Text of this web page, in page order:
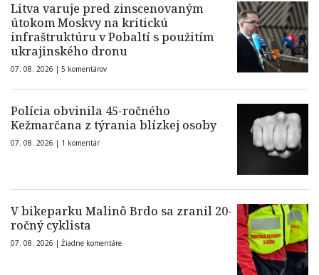
Litva varuje pred zinscenovaným
útokom Moskvy na kritickú
infraštruktúru v Pobaltí s použitím
ukrajinského dronu
07. 08. 2026 | 5 komentárov
Polícia obvinila 45-ročného
Kežmarčana z týrania blízkej osoby
07. 08. 2026 | 1 komentár
V bikeparku Malinô Brdo sa zranil 20-
ročný cyklista
07. 08. 2026 | Žiadne komentáre